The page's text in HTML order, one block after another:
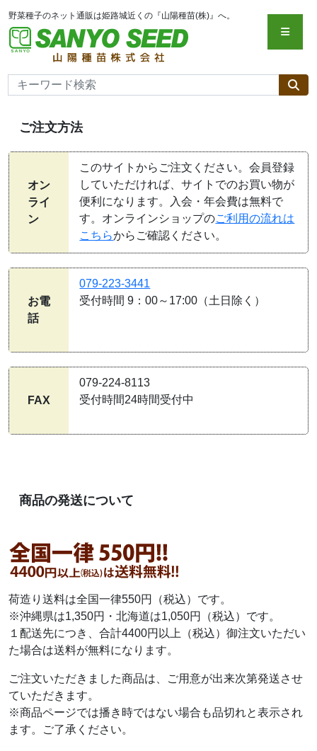
野菜種子のネット通販は姫路城近くの『山陽種苗(株)』へ。
ご注文方法
オン
ライ
ン
このサイトからご注文ください。会員登録
していただければ、サイトでのお買い物が
便利になります。入会・年会費は無料で
す。オンラインショップのご利用の流れは
こちらからご確認ください。
お電
話
079-223-3441
受付時間 9：00～17:00（土日除く）
FAX
079-224-8113
受付時間24時間受付中
商品の発送について
荷造り送料は全国一律550円（税込）です。
※沖縄県は1,350円・北海道は1,050円（税込）です。
１配送先につき、合計4400円以上（税込）御注文いただい
た場合は送料が無料になります。
ご注文いただきました商品は、ご用意が出来次第発送させ
ていただきます。
※商品ページでは播き時ではない場合も品切れと表示され
ます。ご了承ください。